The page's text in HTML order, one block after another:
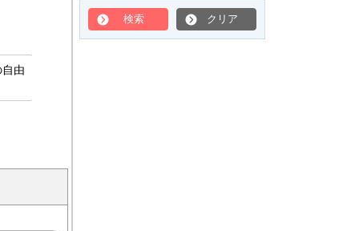
由
検索 クリア